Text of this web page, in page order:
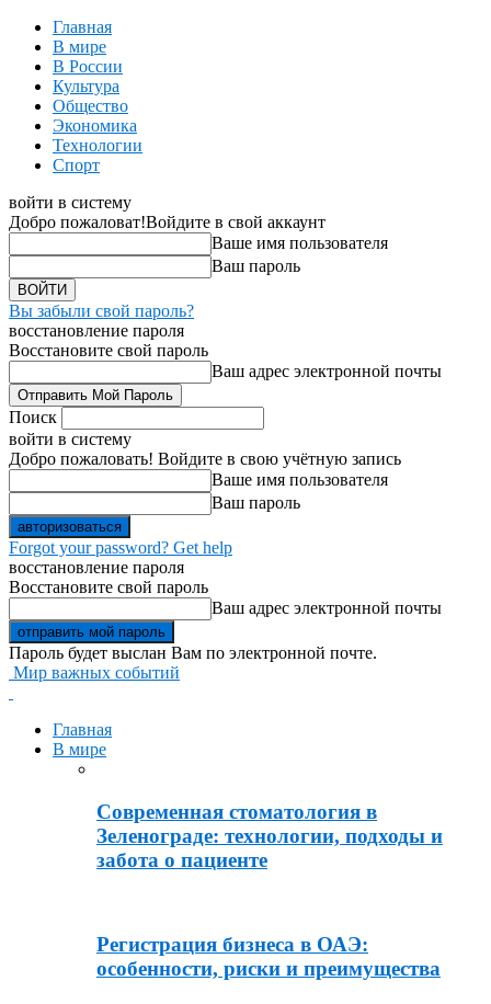
Главная
В мире
В России
Культура
Общество
Экономика
Технологии
Спорт
войти в систему
Добро пожаловат!Войдите в свой аккаунт
Ваше имя пользователя
Ваш пароль
Вы забыли свой пароль?
восстановление пароля
Восстановите свой пароль
Ваш адрес электронной почты
Поиск
войти в систему
Добро пожаловать! Войдите в свою учётную запись
Ваше имя пользователя
Ваш пароль
Forgot your password? Get help
восстановление пароля
Восстановите свой пароль
Ваш адрес электронной почты
Пароль будет выслан Вам по электронной почте.
Мир важных событий
Главная
В мире
Современная стоматология в
Зеленограде: технологии, подходы и
забота о пациенте
Регистрация бизнеса в ОАЭ:
особенности, риски и преимущества